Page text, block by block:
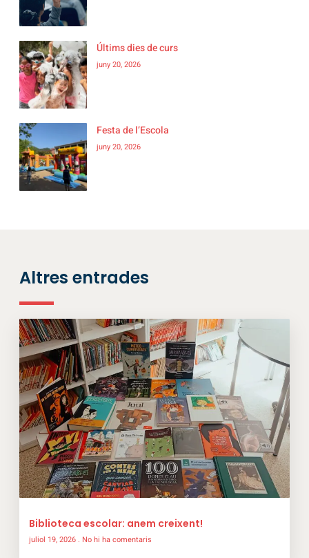
Últims dies de curs
juny 20, 2026
Festa de l’Escola
juny 20, 2026
Altres entrades
Biblioteca escolar: anem creixent!
juliol 19, 2026 No hi ha comentaris